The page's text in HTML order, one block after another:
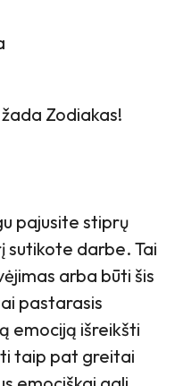
Zodiakas!
pajusite stiprų
sutikote darbe. Tai
arba būti šis
pastarasis
emociją išreikšti
taip pat greitai